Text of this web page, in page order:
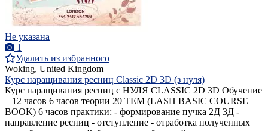
Не указана
1
Удалить из избранного
Woking, United Kingdom
Курс наращивания ресниц Classic 2D 3D (з нуля)
Курс наращивания ресниц с НУЛЯ CLASSIC 2D 3D Обучение
– 12 часов 6 часов теории 20 ТЕМ (LASH BASIC COURSE
BOOK) 6 часов практики: - формирование пучка 2Д 3Д -
направление ресниц - отступление - отработка полученных